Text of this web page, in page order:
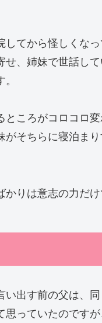
てから怪しくなっ
、姉妹で世話し
ころがコロコロ
そちらに寝泊ま
りは意志の力だけ
出す前の父は、
っていたのです